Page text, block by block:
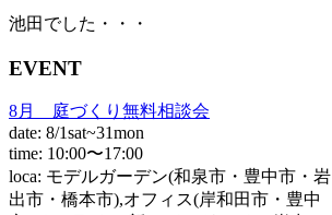
池田でした・・・
EVENT
8月 庭づくり無料相談会
date: 8/1sat~31mon
time: 10:00〜17:00
loca: モデルガーデン(和泉市・豊中市・岩
出市・橋本市),オフィス(岸和田市・豊中